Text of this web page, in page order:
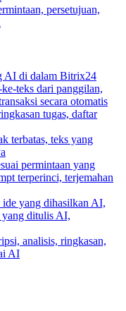
persetujuan,
AI di dalam Bitrix24
teks dari panggilan,
secara otomatis
tugas, daftar
terbatas, teks yang
permintaan yang
terperinci, terjemahan
ide yang dihasilkan AI,
yang ditulis AI,
analisis, ringkasan,
AI